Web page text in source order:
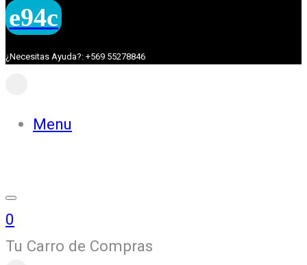
¿Necesitas Ayuda?: +569 55278846
Menu
0
Tu Carro de Compras